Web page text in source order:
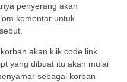
penyerang akan
komentar untuk
akan klik code link
yang dibuat itu akan mulai
sebagai korban